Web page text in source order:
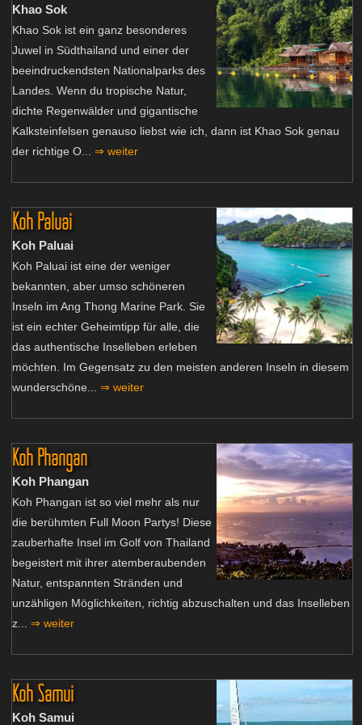
Khao Sok
Khao Sok ist ein ganz besonderes
Juwel in Südthailand und einer der
beeindruckendsten Nationalparks des
Landes. Wenn du tropische Natur,
dichte Regenwälder und gigantische
Kalksteinfelsen genauso liebst wie ich, dann ist Khao Sok genau
der richtige O... ⇒ weiter
Koh Paluai
Koh Paluai
Koh Paluai ist eine der weniger
bekannten, aber umso schöneren
Inseln im Ang Thong Marine Park. Sie
ist ein echter Geheimtipp für alle, die
das authentische Inselleben erleben
möchten. Im Gegensatz zu den meisten anderen Inseln in diesem
wunderschöne... ⇒ weiter
Koh Phangan
Koh Phangan
Koh Phangan ist so viel mehr als nur
die berühmten Full Moon Partys! Diese
zauberhafte Insel im Golf von Thailand
begeistert mit ihrer atemberaubenden
Natur, entspannten Stränden und
unzähligen Möglichkeiten, richtig abzuschalten und das Inselleben
z... ⇒ weiter
Koh Samui
Koh Samui